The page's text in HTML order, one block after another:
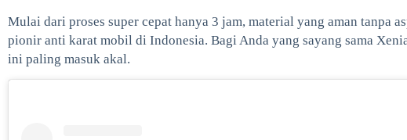
Mulai dari proses super cepat hanya 3 jam, material yang aman tanpa
pionir anti karat mobil di Indonesia. Bagi Anda yang sayang sama
ini paling masuk akal.